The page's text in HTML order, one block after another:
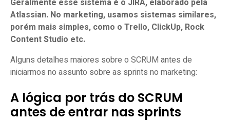
Geralmente esse sistema é o JIRA, elaborado pela
Atlassian. No marketing, usamos sistemas similares,
porém mais simples, como o Trello, ClickUp, Rock
Content Studio etc.
Alguns detalhes maiores sobre o SCRUM antes de
iniciarmos no assunto sobre as sprints no marketing:
A lógica por trás do SCRUM
antes de entrar nas sprints